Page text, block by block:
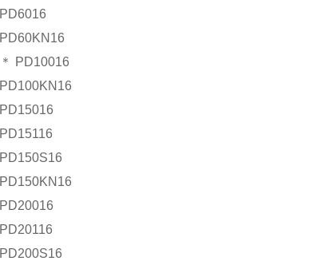
PD6016
PD60KN16
＊ PD10016
PD100KN16
PD15016
PD15116
PD150S16
PD150KN16
PD20016
PD20116
PD200S16